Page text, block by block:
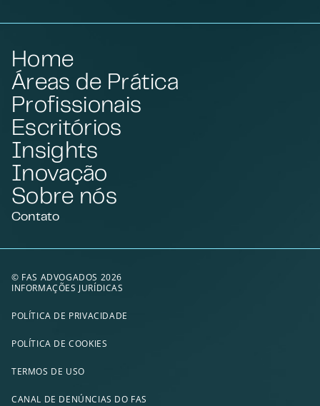
Home
Áreas de Prática
Profissionais
Escritórios
Insights
Inovação
Sobre nós
Contato
© FAS ADVOGADOS 2026
INFORMAÇÕES JURÍDICAS
POLÍTICA DE PRIVACIDADE
POLÍTICA DE COOKIES
TERMOS DE USO
CANAL DE DENÚNCIAS DO FAS